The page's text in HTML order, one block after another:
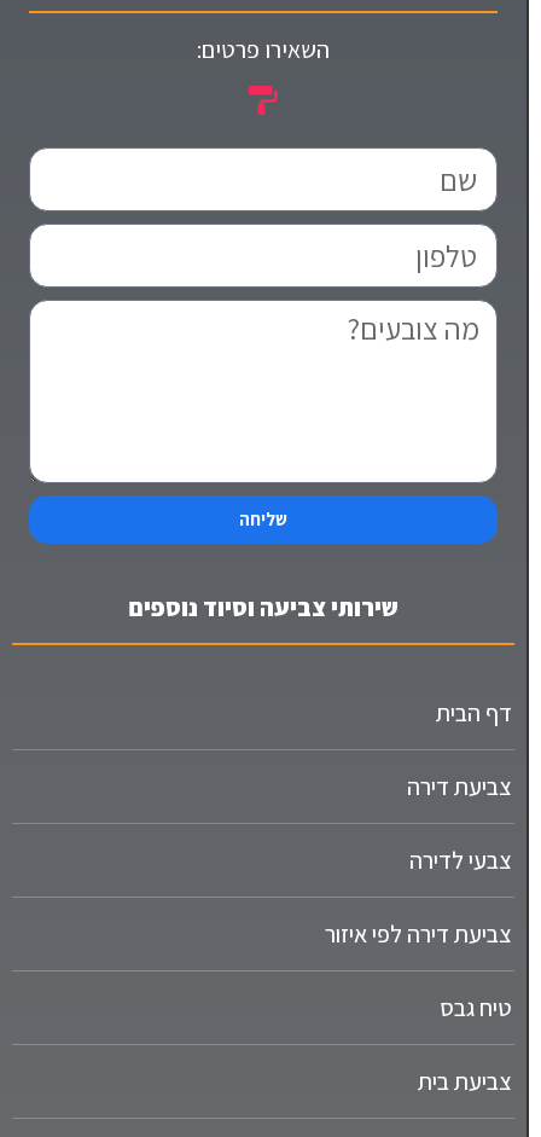
השאירו פרטים:
שליחה
שירותי צביעה וסיוד נוספים
דף הבית
צביעת דירה
צבעי לדירה
צביעת דירה לפי איזור
טיח גבס
צביעת בית